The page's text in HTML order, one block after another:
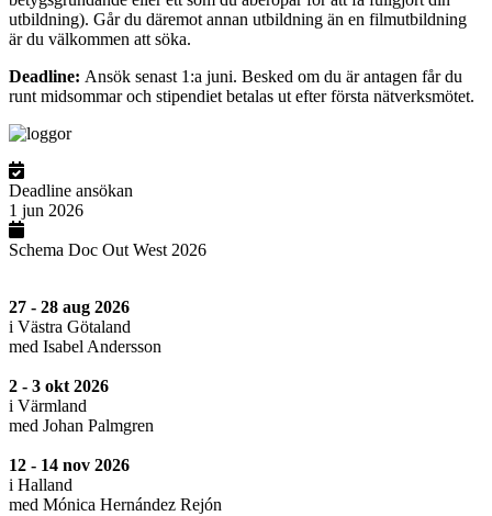
utbildning). Går du däremot annan utbildning än en filmutbildning
är du välkommen att söka.
Deadline: Ansök senast 1:a juni. Besked om du är antagen får du
runt midsommar och stipendiet betalas ut efter första nätverksmötet.
Deadline ansökan
1 jun 2026
Schema Doc Out West 2026
27 - 28 aug 2026
i Västra Götaland
med Isabel Andersson
2 - 3 okt 2026
i Värmland
med Johan Palmgren
12 - 14 nov 2026
i Halland
med Mónica Hernández Rejón